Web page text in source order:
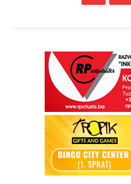
Impressum